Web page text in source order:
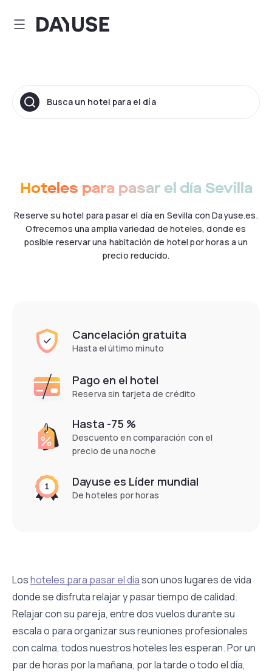
Dayuse
Busca un hotel para el día
Hoteles para pasar el día Sevilla
Reserve su hotel para pasar el día en Sevilla con Dayuse.es.
Ofrecemos una amplia variedad de hoteles, donde es
posible reservar una habitación de hotel por horas a un
precio reducido.
Cancelación gratuita
Hasta el último minuto
Pago en el hotel
Reserva sin tarjeta de crédito
Hasta -75 %
Descuento en comparación con el
precio de una noche
Dayuse es Líder mundial
De hoteles por horas
Loshoteles para pasar el díason unos lugares de vida
donde se disfruta relajar y pasar tiempo de calidad.
Relajar con su pareja, entre dos vuelos durante su
escala o para organizar sus reuniones profesionales
con calma, todos nuestros hoteles les esperan. Por un
par de horas por la mañana, por la tarde o todo el día,